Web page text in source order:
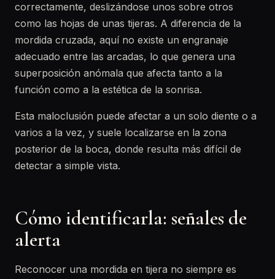
correctamente, deslizándose unos sobre otros
como las hojas de unas tijeras. A diferencia de la
mordida cruzada, aquí no existe un engranaje
adecuado entre las arcadas, lo que genera una
superposición anómala que afecta tanto a la
función como a la estética de la sonrisa.
Esta maloclusión puede afectar a un solo diente o a
varios a la vez, y suele localizarse en la zona
posterior de la boca, donde resulta más difícil de
detectar a simple vista.
Cómo identificarla: señales de
alerta
Reconocer una mordida en tijera no siempre es